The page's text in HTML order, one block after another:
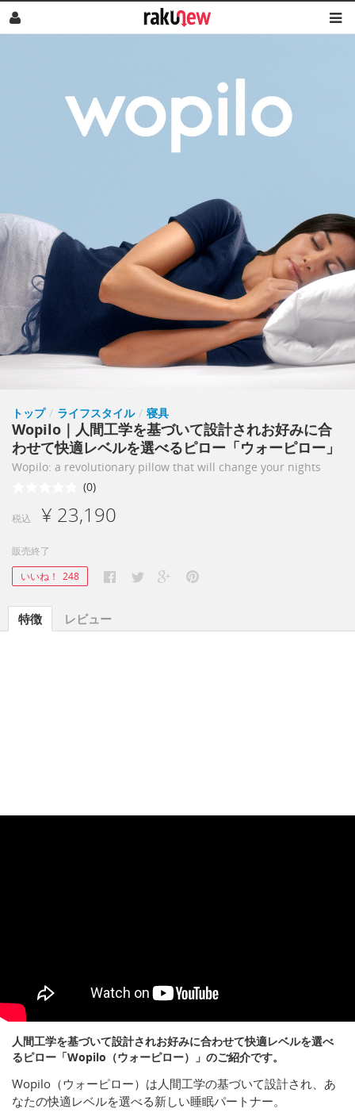
トップ / ライフスタイル / 寝具
Wopilo｜人間工学を基づいて設計されお好みに合
わせて快適レベルを選べるピロー「ウォーピロー」
Wopilo: a revolutionary pillow that will change your nights
(0)
税込 ¥ 23,190
販売終了
いいね！ 248
特徴 レビュー
人間工学を基づいて設計されお好みに合わせて快適レベルを選べ
るピロー「Wopilo（ウォーピロー）」のご紹介です。
Wopilo（ウォーピロー）は人間工学の基づいて設計され、あ
なたの快適レベルを選べる新しい睡眠パートナー。